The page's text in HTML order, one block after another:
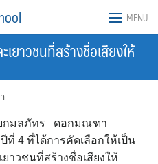
MENU
เยาวชนที่สร้างชื่อเสียงให้
ยกมลภัทร ดอกมณฑา
4 ที่ได้การคัดเลือกให้เป็น
ยาวชนที่สร้างชื่อเสียงให้